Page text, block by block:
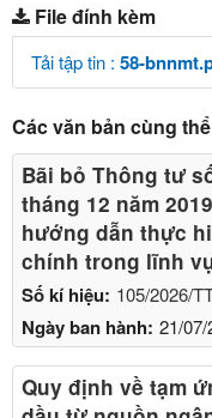
File đính kèm
Tải tập tin : 58-
Các văn bản cùng
Số kí hiệu: 105/2026/
Ngày ban hành: 21/07/
Bãi bỏ Thông tư
tháng 12 năm
hướng dẫn thực
chính trong lĩnh
Quy định về tạm